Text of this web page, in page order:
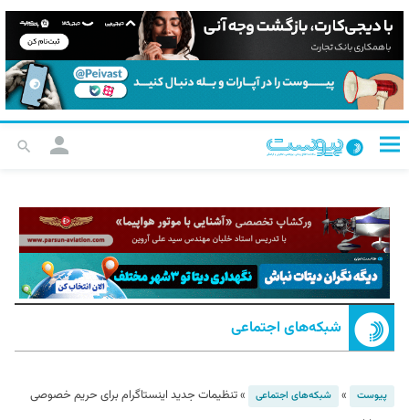
شبکه‌های اجتماعی
پیوست » شبکه‌های اجتماعی »تنظیمات جدید اینستاگرام برای حریم خصوصی